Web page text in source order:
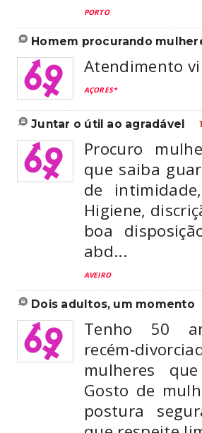
PORTO
homem procurando
Atendimento
AÇORES*
juntar o útil ao agradável
Procuro
que saiba
de
Higiene,
boa
abd...
AVEIRO
dois adultos, um momento
Tenho 50
mulheres
Gosto de
postura